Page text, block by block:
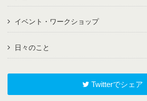
イベント・ワークショップ
日々のこと
Twitterでシェア